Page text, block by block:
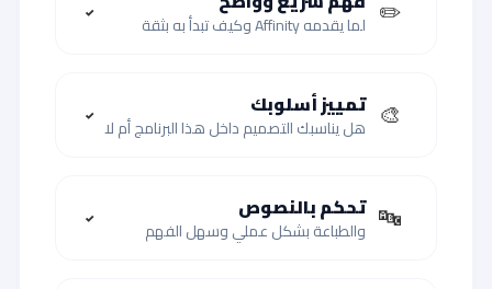
✏️ لما يقدمه Affinity وكيف تبدأ به بثقة ✓
🎨 تمييز أسلوبك
هل يناسبك التصميم داخل هذا البرنامج أم لا ✓
🔤 تحكم بالنصوص
والطباعة بشكل عملي وسهل الفهم ✓